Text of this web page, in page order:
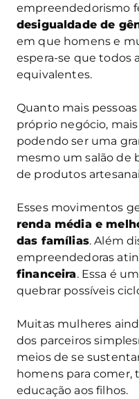
empreendedorismo
desigualdade de
em que homens e
espera-se que todos
equivalentes.
Quanto mais
próprio negócio,
podendo ser uma
mesmo um salão de
de produtos
Esses movimentos
renda média e
das famílias. Além
empreendedoras
financeira. Essa é
quebrar possíveis
Muitas mulheres
dos parceiros
meios de se
homens para comer,
educação aos filhos.